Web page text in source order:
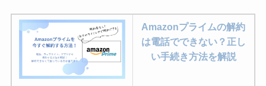
Amazonプライムの解約
は電話でできない？正し
い手続き方法を解説